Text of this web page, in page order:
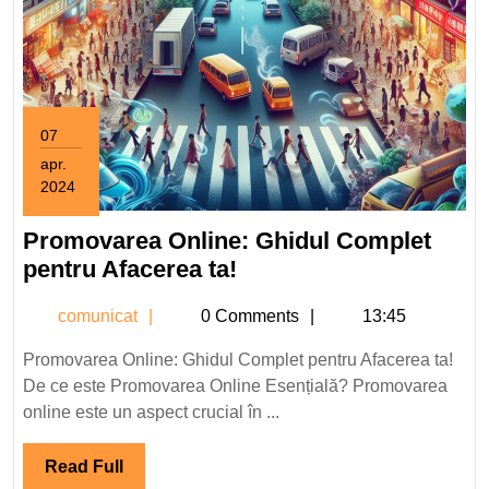
07
apr.
2024
2024
Promovarea Online: Ghidul Complet
pentru Afacerea ta!
Ghidul
Complet
pentru
Afacerea
comunicat comunicat
0 Comments 13:45
Promovarea Online: Ghidul Complet pentru Afacerea ta!
De ce este Promovarea Online Esențială? Promovarea
online este un aspect crucial în ...
Read Full Read